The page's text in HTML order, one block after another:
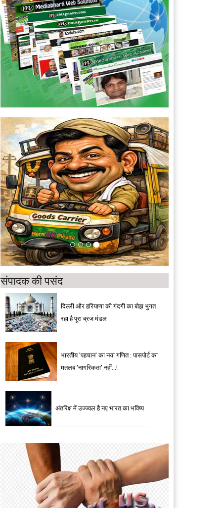
संपादक की पसंद
दिल्ली और हरियाणा की गंदगी का बोझ भुगत
रहा है पूरा ब्रज मंडल
भारतीय 'पहचान' का नया गणित : पासपोर्ट का
मतलब 'नागरिकता' नहीं...!
अंतरिक्ष में उज्ज्वल है नए भारत का भविष्य